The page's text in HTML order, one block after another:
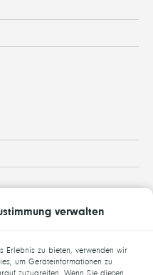
verwalten
Erlebnis zu bieten, verwenden wir
um Geräteinformationen zu